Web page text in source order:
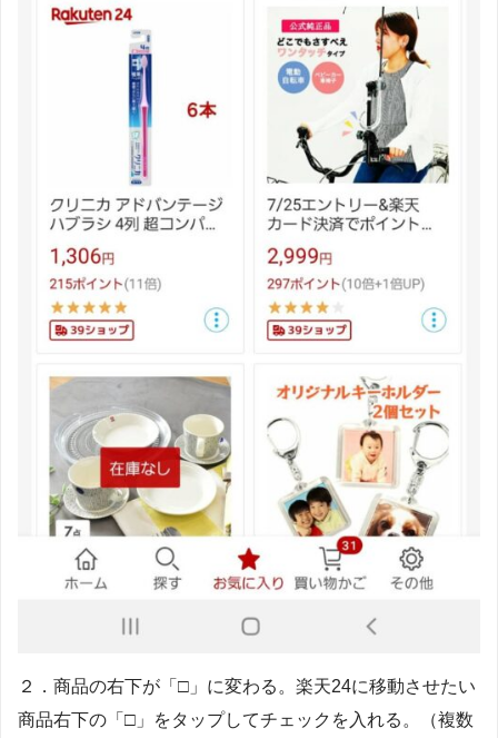
２．商品の右下が「□」に変わる。楽天24に移動させたい
商品右下の「□」をタップしてチェックを入れる。（複数